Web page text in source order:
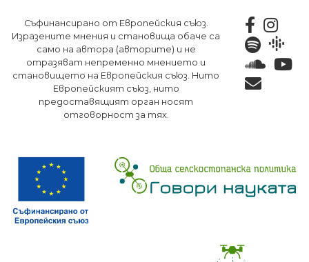
към
основното
съдържание
Съфинансирано от Европейския съюз.
Изразените мнения и становища обаче са
само на автора (авторите) и не
отразяват непременно мнението и
становището на Европейския съюз. Нито
Европейският съюз, нито
предоставящият орган носят
отговорност за тях.